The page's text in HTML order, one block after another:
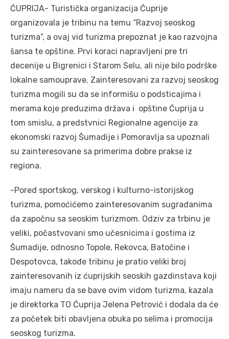
ĆUPRIJA- Turistička organizacija Ćuprije
organizovala je tribinu na temu “Razvoj seoskog
turizma”, a ovaj vid turizma prepoznat je kao razvojna
šansa te opštine. Prvi koraci napravljeni pre tri
decenije u Bigrenici i Starom Selu, ali nije bilo podrške
lokalne samouprave. Zainteresovani za razvoj seoskog
turizma mogili su da se informišu o podsticajima i
merama koje preduzima država i opštine Ćuprija u
tom smislu, a predstvnici Regionalne agencije za
ekonomski razvoj Šumadije i Pomoravlja sa upoznali
su zainteresovane sa primerima dobre prakse iz
regiona.
-Pored sportskog, verskog i kulturno-istorijskog
turizma, pomoćićemo zainteresovanim sugrađanima
da započnu sa seoskim turizmom. Odziv za trbinu je
veliki, počastvovani smo učesnicima i gostima iz
Šumadije, odnosno Topole, Rekovca, Batočine i
Despotovca, takođe tribinu je pratio veliki broj
zainteresovanih iz ćuprijskih seoskih gazdinstava koji
imaju nameru da se bave ovim vidom turizma, kazala
je direktorka TO Ćuprija Jelena Petrović i dodala da će
za početek biti obavljena obuka po selima i promocija
seoskog turizma.